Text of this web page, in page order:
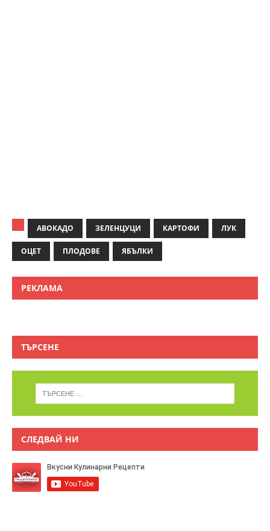
АВОКАДО ЗЕЛЕНЦУЦИ КАРТОФИ ЛУК
ОЦЕТ ПЛОДОВЕ ЯБЪЛКИ
РЕКЛАМА
ТЪРСЕНЕ
СЛЕДВАЙ НИ